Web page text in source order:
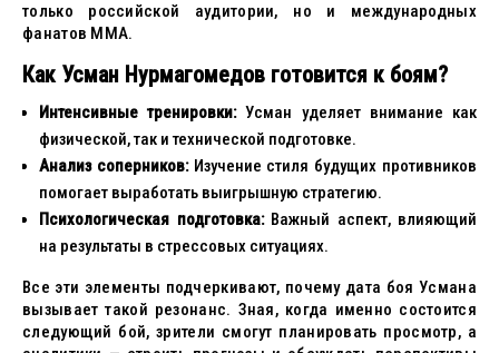
только российской аудитории, но и международных
фанатов ММА.
Как Усман Нурмагомедов готовится к боям?
Интенсивные тренировки:Усман уделяет внимание как
физической, так и технической подготовке.
Анализ соперников:Изучение стиля будущих противников
помогает выработать выигрышную стратегию.
Психологическая подготовка:Важный аспект, влияющий
на результаты в стрессовых ситуациях.
Все эти элементы подчеркивают, почему дата боя Усмана
вызывает такой резонанс. Зная, когда именно состоится
следующий бой, зрители смогут планировать просмотр, а